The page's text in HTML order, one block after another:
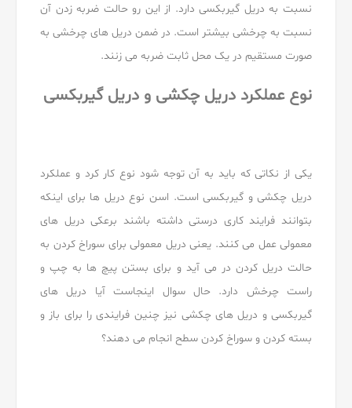
نسبت به دریل گیربکسی دارد. از این رو حالت ضربه زدن آن
نسبت به چرخشی بیشتر است. در ضمن دریل های چرخشی به
صورت مستقیم در یک محل ثابت ضربه می زنند.
نوع عملکرد دریل چکشی و دریل گیربکسی
یکی از نکاتی که باید به آن توجه شود نوع کار کرد و عملکرد
دریل چکشی و گیربکسی است. اسن نوع دریل ها برای اینکه
بتوانند فرایند کاری درستی داشته باشند برعکی دریل های
معمولی عمل می کنند. یعنی دریل معمولی برای سوراخ کردن به
حالت دریل کردن در می آید و برای بستن پیچ ها به چپ و
راست چرخش دارد. حال سوال اینجاست آیا دریل های
گیربکسی و دریل های چکشی نیز چنین فرایندی را برای باز و
بسته کردن و سوراخ کردن سطح انجام می دهند؟